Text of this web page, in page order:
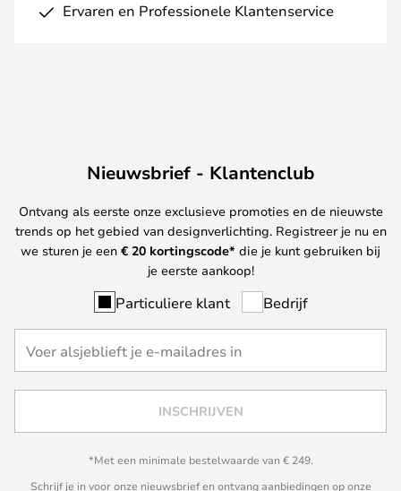
Ervaren en Professionele Klantenservice
Nieuwsbrief - Klantenclub
Ontvang als eerste onze exclusieve promoties en de nieuwste
trends op het gebied van designverlichting. Registreer je nu en
we sturen je een € 20 kortingscode* die je kunt gebruiken bij
je eerste aankoop!
Particuliere klant Bedrijf
INSCHRIJVEN
*Met een minimale bestelwaarde van € 249.
Schrijf je in voor onze nieuwsbrief en ontvang aanbiedingen op onze